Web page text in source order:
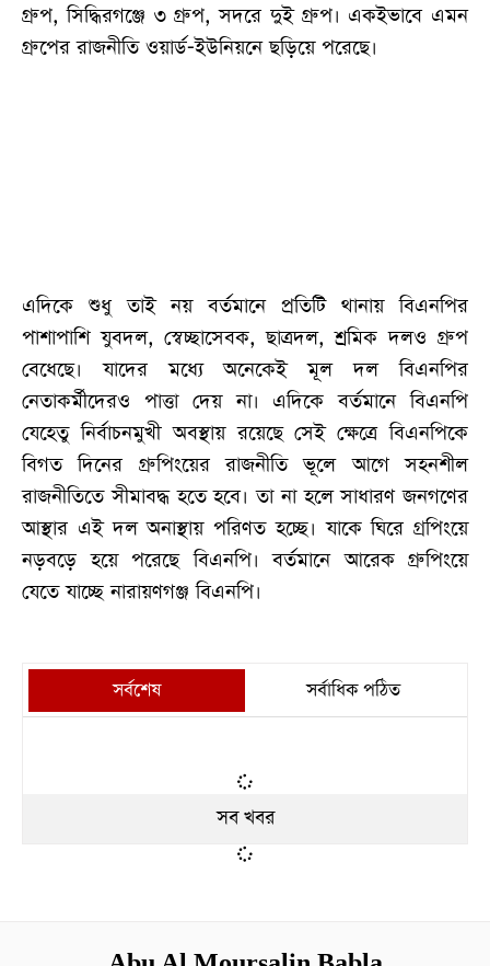
গ্রুপ, সিদ্ধিরগঞ্জে ৩ গ্রুপ, সদরে দুই গ্রুপ। একইভাবে এমন
গ্রুপের রাজনীতি ওয়ার্ড-ইউনিয়নে ছড়িয়ে পরেছে।
এদিকে শুধু তাই নয় বর্তমানে প্রতিটি থানায় বিএনপির
পাশাপাশি যুবদল, স্বেচ্ছাসেবক, ছাত্রদল, শ্রমিক দলও গ্রুপ
বেধেছে। যাদের মধ্যে অনেকেই মূল দল বিএনপির
নেতাকর্মীদেরও পাত্তা দেয় না। এদিকে বর্তমানে বিএনপি
যেহেতু নির্বাচনমুখী অবস্থায় রয়েছে সেই ক্ষেত্রে বিএনপিকে
বিগত দিনের গ্রুপিংয়ের রাজনীতি ভূলে আগে সহনশীল
রাজনীতিতে সীমাবদ্ধ হতে হবে। তা না হলে সাধারণ জনগণের
আস্থার এই দল অনাস্থায় পরিণত হচ্ছে। যাকে ঘিরে গ্রপিংয়ে
নড়বড়ে হয়ে পরেছে বিএনপি। বর্তমানে আরেক গ্রুপিংয়ে
যেতে যাচ্ছে নারায়ণগঞ্জ বিএনপি।
সর্বশেষ সর্বাধিক পঠিত
সব খবর